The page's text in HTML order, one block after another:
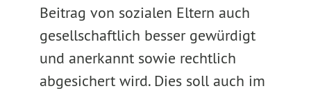
Beitrag von sozialen Eltern auch
gesellschaftlich besser gewürdigt
und anerkannt sowie rechtlich
abgesichert wird. Dies soll auch im